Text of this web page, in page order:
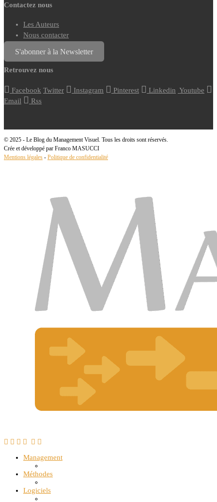
Contactez nous
Les Auteurs
Nous contacter
S'abonner à la Newsletter
Retrouvez nous
Facebook Twitter Instagram Pinterest Linkedin Youtube
Email
Rss
© 2025 - Le Blog du Management Visuel. Tous les droits sont réservés.
Crée et développé par Franco MASUCCI
Mentions légales - Politique de confidentialité
Management
Méthodes
Logiciels